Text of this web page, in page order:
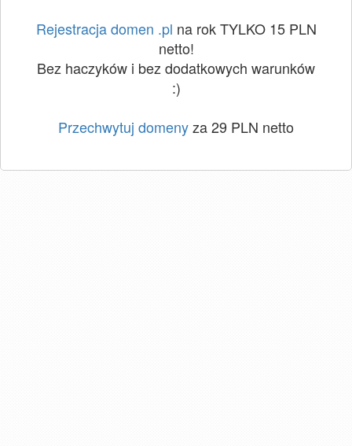
Rejestracja domen .pl na rok TYLKO 15 PLN
netto!
Bez haczyków i bez dodatkowych warunków
:)
Przechwytuj domenyza 29 PLN netto